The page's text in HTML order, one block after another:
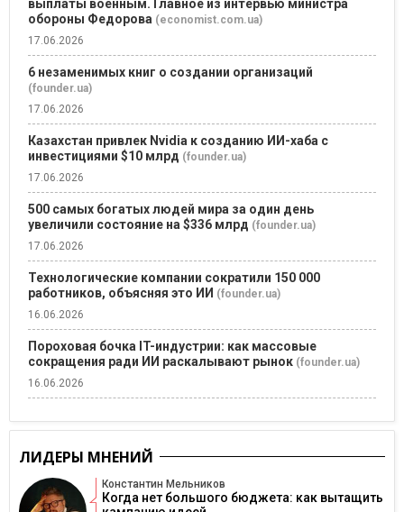
выплаты военным. Главное из интервью министра
обороны Федорова (economist.com.ua)
17.06.2026
6 незаменимых книг о создании организаций
(founder.ua)
17.06.2026
Казахстан привлек Nvidia к созданию ИИ-хаба с
инвестициями $10 млрд (founder.ua)
17.06.2026
500 самых богатых людей мира за один день
увеличили состояние на $336 млрд (founder.ua)
17.06.2026
Технологические компании сократили 150 000
работников, объясняя это ИИ (founder.ua)
16.06.2026
Пороховая бочка IT-индустрии: как массовые
сокращения ради ИИ раскалывают рынок (founder.ua)
16.06.2026
ЛИДЕРЫ МНЕНИЙ
Константин Мельников
Когда нет большого бюджета: как вытащить